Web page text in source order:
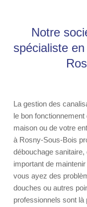
Notre
spécialiste
La gestion des
le bon
maison ou de votre
à Rosny-Sous-Bois
débouchage
important de
vous ayez des
douches ou autres
professionnels sont